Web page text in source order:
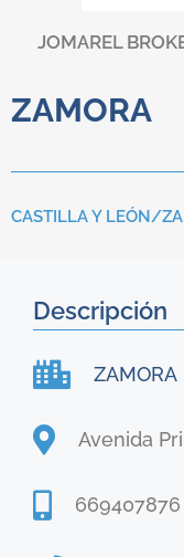
JOMAREL
ZAMORA
CASTILLA Y LEÓN/
Descripción
ZAMORA
Avenida
669407876